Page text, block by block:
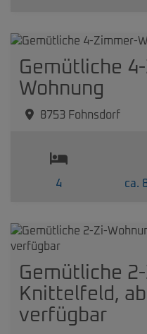
Gemütliche
Wohnung
8753 Fohnsdorf
4 ca.
Gemütliche
Knittelfeld,
verfügbar